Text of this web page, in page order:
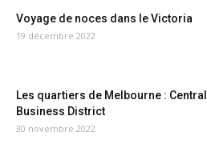
Voyage de noces dans le Victoria
19 décembre 2022
Les quartiers de Melbourne : Central
Business District
30 novembre 2022